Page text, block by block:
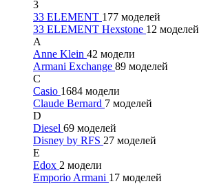
3
33 ELEMENT 177 моделей
33 ELEMENT Hexstone 12 моделей
A
Anne Klein 42 модели
Armani Exchange 89 моделей
C
Casio 1684 модели
Claude Bernard 7 моделей
D
Diesel 69 моделей
Disney by RFS 27 моделей
E
Edox 2 модели
Emporio Armani 17 моделей